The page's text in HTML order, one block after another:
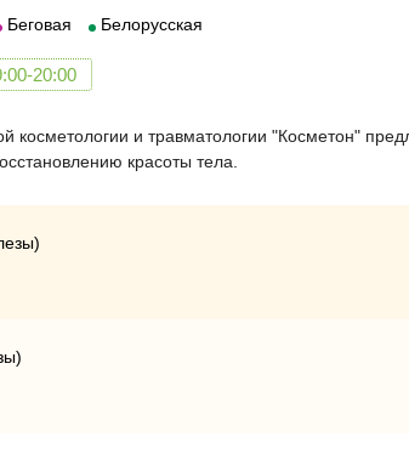
Беговая Белорусская
20:00
косметологии и травматологии "Косметон"
красоты тела.